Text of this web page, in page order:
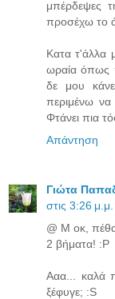
μπέρδεψες
προσέχω το
Κατα τ'άλλα
ωραία όπως
δε μου
περιμένω
Φτάνει πια
Απάντηση
Γιώτα
στις 3:26 μ.μ.
@ Μ οκ,
2 βήματα! :P
Ααα... καλά
ξέφυγε; :S